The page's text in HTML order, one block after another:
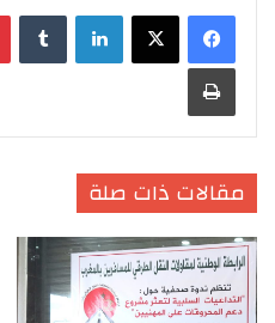
لينكدإن
طباعة
مقالات ذات صلة